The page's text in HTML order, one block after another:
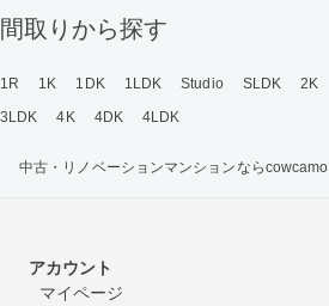
間取りから探す
1R 1K 1DK 1LDK Studio SLDK 2K
3LDK
4K 4DK 4LDK
中古・リノベーションマンションならcowcamo
アカウント
マイページ